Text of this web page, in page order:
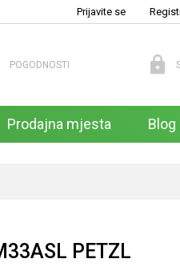
Prijavite se
POGODNOSTI
Prodajna mjesta Blog
PETZL